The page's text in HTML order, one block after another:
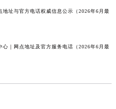
地址与官方电话权威信息公示（2026年6月最
心｜网点地址及官方服务电话（2026年6月最